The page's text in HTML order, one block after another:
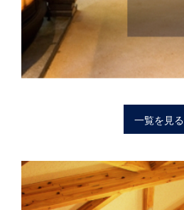
一覧を見る